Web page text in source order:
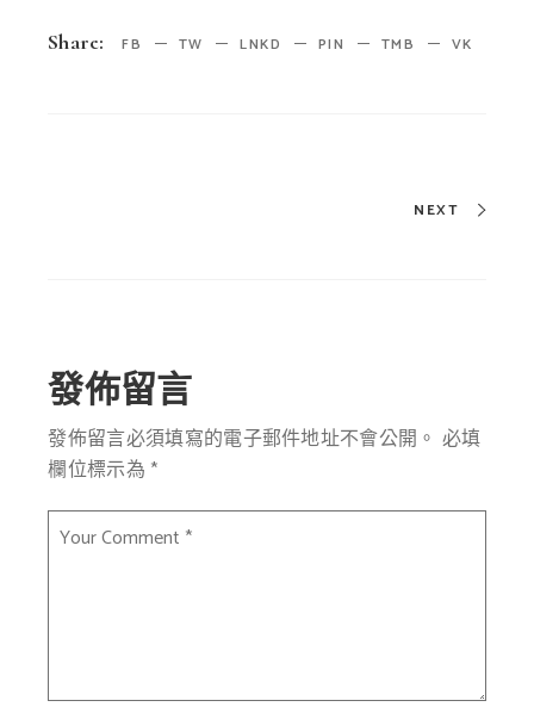
Share: FB TW LNKD PIN TMB VK
NEXT
發佈留言
發佈留言必須填寫的電子郵件地址不會公開。 必填
欄位標示為 *